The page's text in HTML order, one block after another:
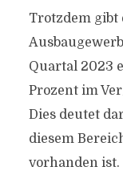
Trotzdem gibt
Quartal 2023
Prozent im
Dies deutet
diesem
vorhanden ist.